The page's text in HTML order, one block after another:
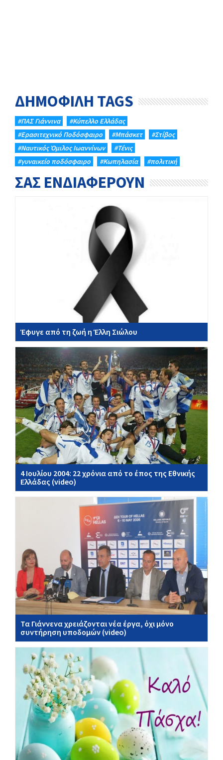
ΔΗΜΟΦΙΛΗ TAGS
#ΠΑΣ Γιάννινα
#Κύπελλο Ελλάδας
#Eρασιτεχνικό Ποδόσφαιρο
#Μπάσκετ
#Στίβος
#Ναυτικός Όμιλος Ιωαννίνων
#Τένις
#γυναικείο ποδόσφαιρο
#Κωπηλασία #πολιτική
ΣΑΣ ΕΝΔΙΑΦΕΡΟΥΝ
Έφυγε από τη ζωή η Έλλη Σιώλου
4 Ιουλίου 2004: 22 χρόνια από το έπος της Εθνικής
Ελλάδας (video)
Τα Γιάννενα χρειάζονται νέα έργα, όχι μόνο
συντήρηση υποδομών (video)